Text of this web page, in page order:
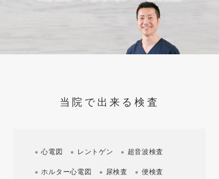
当院で出来る検査
心電図 レントゲン 超音波検査
ホルター心電図 尿検査 便検査